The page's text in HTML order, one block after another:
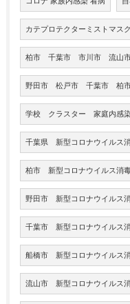
カテプロテクターミストマスク
柏市 千葉市 市川市 流山
野田市 松戸市 千葉市 柏
学校 クラスター 家庭内感
千葉県 新型コロナウイルス
柏市 新型コロナウイルス消
野田市 新型コロナウイルス
千葉市 新型コロナウイルス
船橋市 新型コロナウイルス
流山市 新型コロナウイルス